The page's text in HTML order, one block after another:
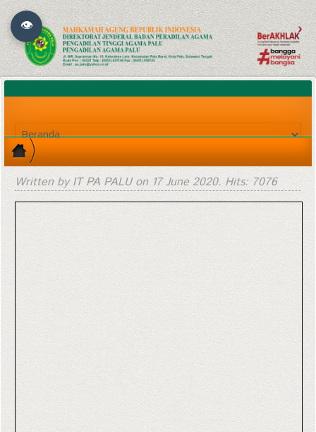
Written by IT PA PALU on 17 June 2020. Hits: 7076
👁